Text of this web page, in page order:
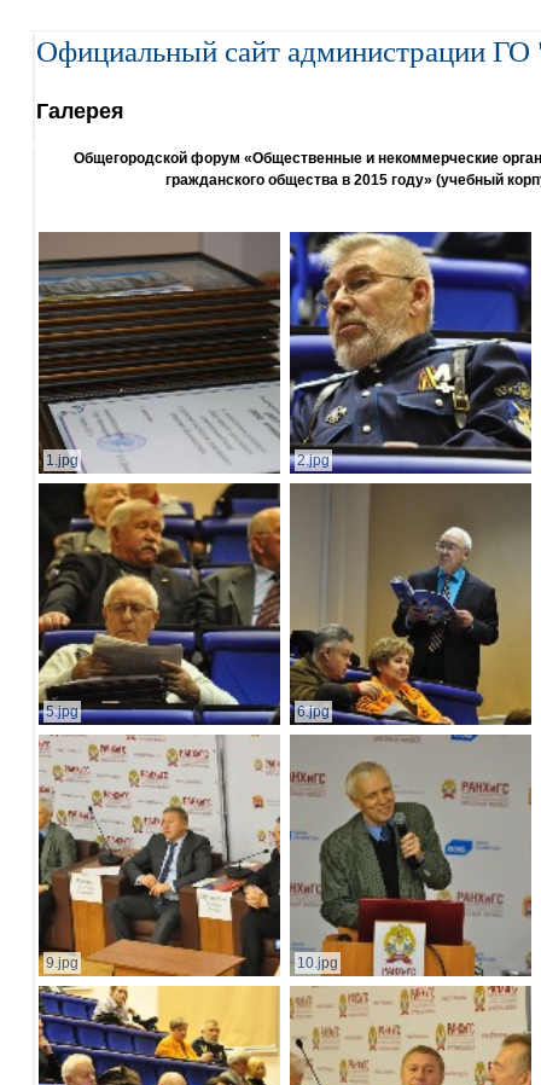
Официальный сайт администрации ГО
Галерея
Общегородской форум «Общественные и некоммерческие
гражданского общества в 2015 году» (учебный
1.jpg 2.jpg
5.jpg 6.jpg
9.jpg 10.jpg